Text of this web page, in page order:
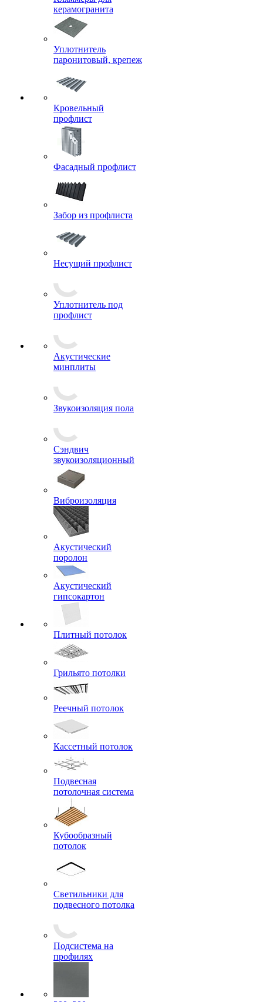
Кляммеры для
керамогранита
Уплотнитель
паронитовый, крепеж
Кровельный
профлист
Фасадный профлист
Забор из профлиста
Несущий профлист
Уплотнитель под
профлист
Акустические
Звукоизоляция пола
Сэндвич
звукоизоляционный
Виброизоляция
Акустический
поролон
Акустический
гипсокартон
Плитный потолок
Грильято потолки
Реечный потолок
Кассетный потолок
Подвесная
потолочная система
Кубообразный
Светильники для
Подсистема на
профилях